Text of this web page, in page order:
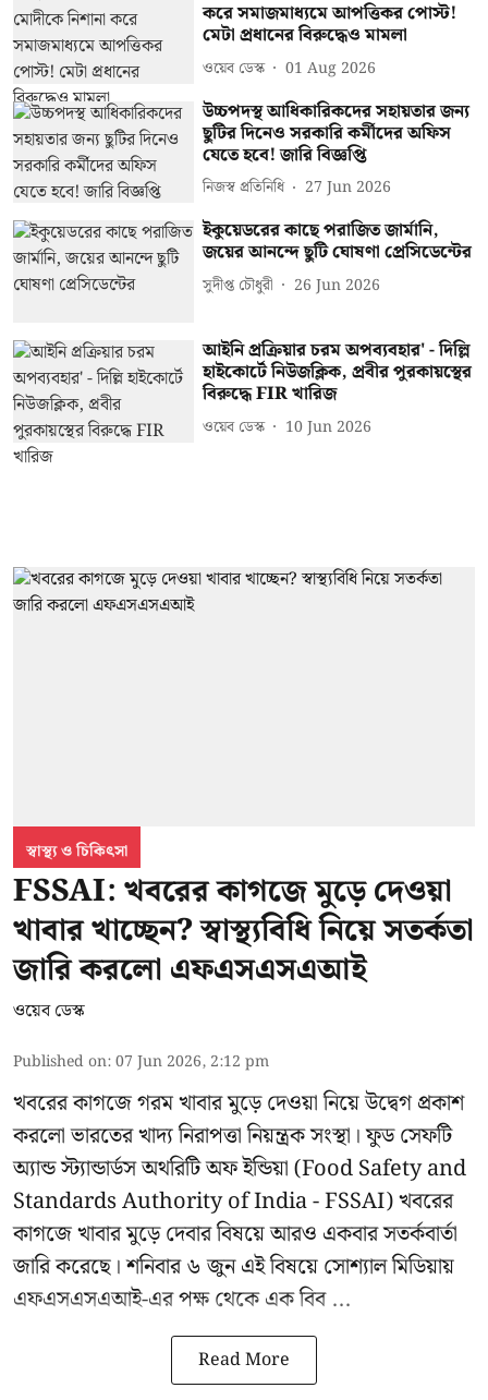
করে সমাজমাধ্যমে আপত্তিকর পোস্ট!
মেটা প্রধানের বিরুদ্ধেও মামলা
ওয়েব ডেস্ক 01 Aug 2026
উচ্চপদস্থ আধিকারিকদের সহায়তার জন্য
ছুটির দিনেও সরকারি কর্মীদের অফিস
যেতে হবে! জারি বিজ্ঞপ্তি
নিজস্ব প্রতিনিধি 27 Jun 2026
ইকুয়েডরের কাছে পরাজিত জার্মানি,
জয়ের আনন্দে ছুটি ঘোষণা প্রেসিডেন্টের
সুদীপ্ত চৌধুরী 26 Jun 2026
আইনি প্রক্রিয়ার চরম অপব্যবহার' - দিল্লি
হাইকোর্টে নিউজক্লিক, প্রবীর পুরকায়স্থের
বিরুদ্ধে FIR খারিজ
ওয়েব ডেস্ক 10 Jun 2026
স্বাস্থ্য ও চিকিৎসা
FSSAI: খবরের কাগজে মুড়ে দেওয়া
খাবার খাচ্ছেন? স্বাস্থ্যবিধি নিয়ে সতর্কতা
জারি করলো এফএসএসএআই
ওয়েব ডেস্ক
Published on:07 Jun 2026, 2:12 pm
খবরের কাগজে গরম খাবার মুড়ে দেওয়া নিয়ে উদ্বেগ প্রকাশ
করলো ভারতের খাদ্য নিরাপত্তা নিয়ন্ত্রক সংস্থা। ফুড সেফটি
অ্যান্ড স্ট্যান্ডার্ডস অথরিটি অফ ইন্ডিয়া (Food Safety and
Standards Authority of India - FSSAI) খবরের
কাগজে খাবার মুড়ে দেবার বিষয়ে আরও একবার সতর্কবার্তা
জারি করেছে। শনিবার ৬ জুন এই বিষয়ে সোশ্যাল মিডিয়ায়
এফএসএসএআই-এর পক্ষ থেকে এক বিব ...
Read More